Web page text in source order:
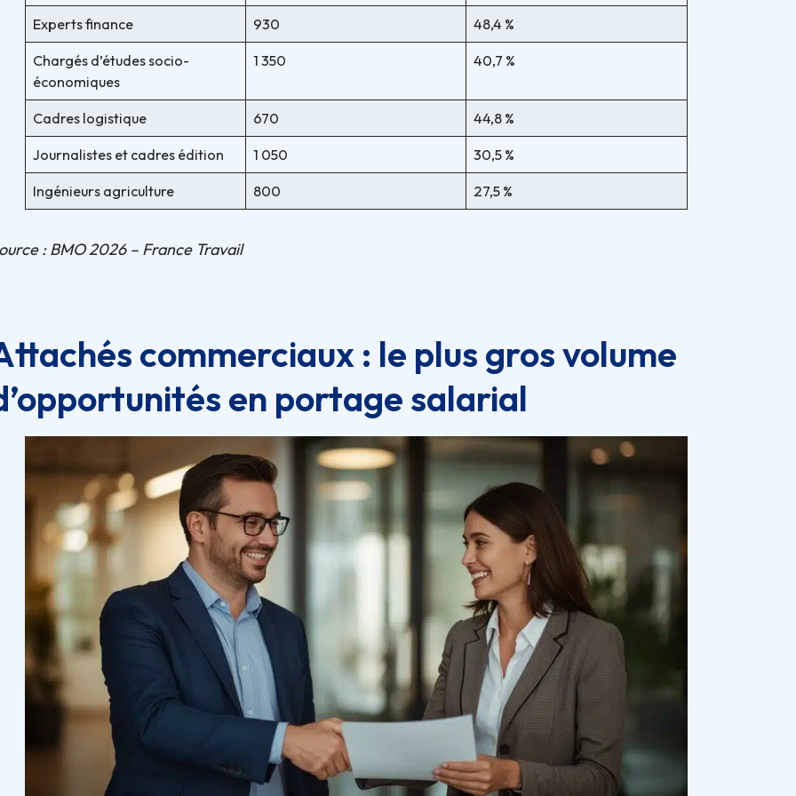
Experts finance 930 48,4 %
Chargés d’études socio-
économiques
1 350 40,7 %
Cadres logistique 670 44,8 %
Journalistes et cadres édition 1 050 30,5 %
Ingénieurs agriculture 800 27,5 %
: BMO 2026 – France Travail
commerciaux : le plus gros volume
en portage salarial